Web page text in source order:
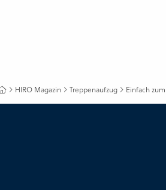
HIRO Magazin Treppenaufzug Einfach